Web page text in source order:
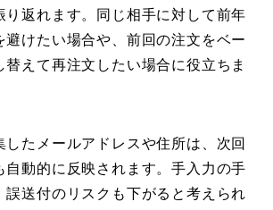
り返れます。同じ相手に対して前年
避けたい場合や、前回の注文をベー
替えて再注文したい場合に役立ちま
したメールアドレスや住所は、次回
自動的に反映されます。手入力の手
誤送付のリスクも下がると考えられ